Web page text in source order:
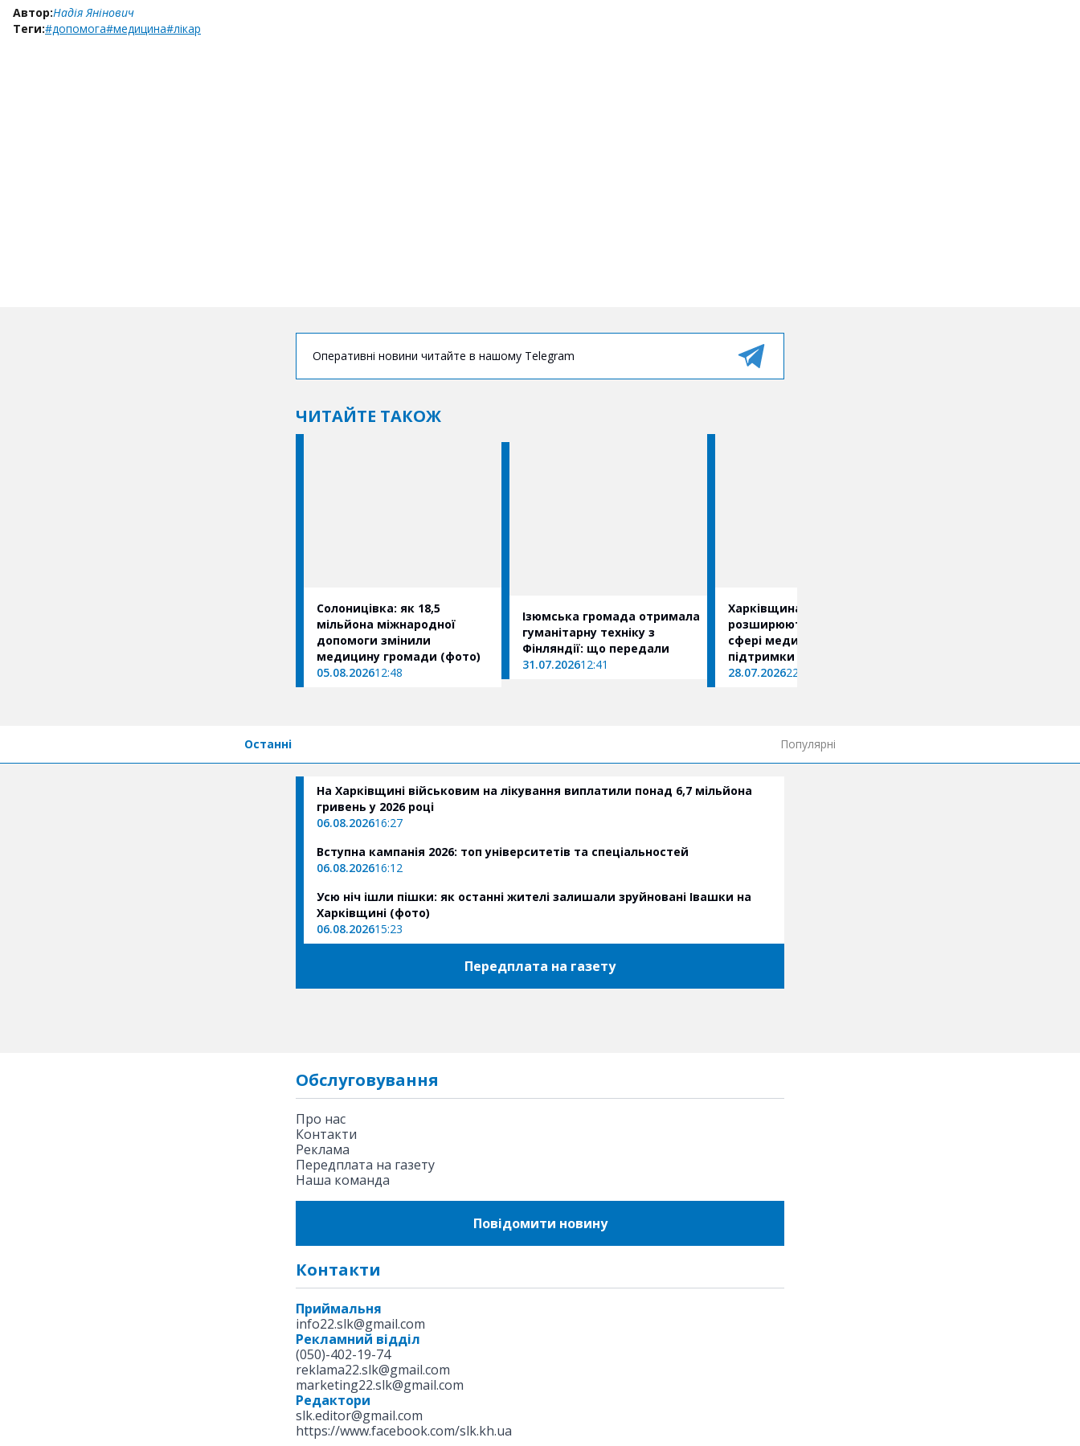
Автор:Надія Янінович
Теги:#допомога#медицина#лікар
Оперативні новини читайте в нашому Telegram
ЧИТАЙТЕ ТАКОЖ
Солоницівка: як 18,5
мільйона міжнародної
допомоги змінили
медицину громади (фото)
05.08.202612:48
Ізюмська громада отримала
гуманітарну техніку з
Фінляндії: що передали
31.07.202612:41
Харківщина та ЮНІСЕФ
розширюють співпрацю у
сфері медицини та
підтримки дітей
28.07.202622:03
Останні Популярні
На Харківщині військовим на лікування виплатили понад 6,7 мільйона
гривень у 2026 році
06.08.202616:27
Вступна кампанія 2026: топ університетів та спеціальностей
06.08.202616:12
Усю ніч ішли пішки: як останні жителі залишали зруйновані Івашки на
Харківщині (фото)
06.08.202615:23
Передплата на газету
Обслуговування
Про нас
Контакти
Реклама
Передплата на газету
Наша команда
Повідомити новину
Контакти
Приймальня
info22.slk@gmail.com
Рекламний відділ
(050)-402-19-74
reklama22.slk@gmail.com
marketing22.slk@gmail.com
Редактори
slk.editor@gmail.com
https://www.facebook.com/slk.kh.ua